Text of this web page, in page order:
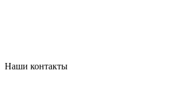
Наши контакты